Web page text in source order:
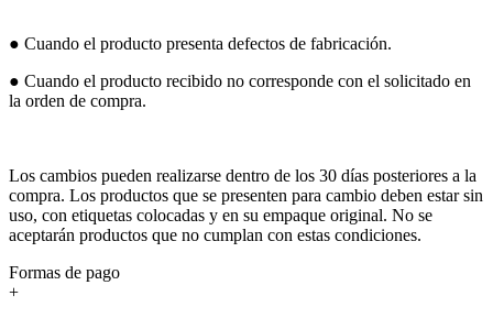
● Cuando el producto presenta defectos de fabricación.
● Cuando el producto recibido no corresponde con el solicitado en
la orden de compra.
Los cambios pueden realizarse dentro de los 30 días posteriores a la
compra. Los productos que se presenten para cambio deben estar sin
uso, con etiquetas colocadas y en su empaque original. No se
aceptarán productos que no cumplan con estas condiciones.
Formas de pago
+